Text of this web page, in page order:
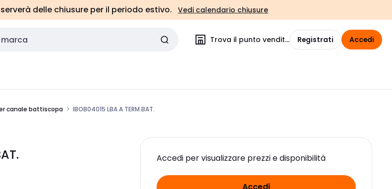
delle chiusure per il periodo estivo. Vedi calendario chiusure
Trova il punto vendita Registrati Accedi
canale battiscopa IBOB04015 LBA A TERM.BAT.
Accedi per visualizzare prezzi e disponibilità